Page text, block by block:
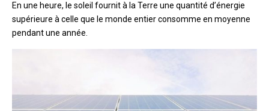
En une heure, le soleil fournit à la Terre une quantité d’énergie
supérieure à celle que le monde entier consomme en moyenne
pendant une année.